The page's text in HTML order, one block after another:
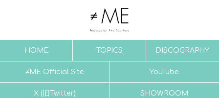
HOME TOPICS DISCOGRAPHY
≠ME Official Site YouTube
X (旧Twitter) SHOWROOM